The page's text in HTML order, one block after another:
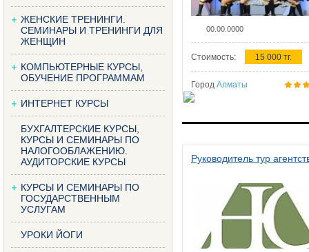
ЖЕНСКИЕ ТРЕНИНГИ.
СЕМИНАРЫ И ТРЕНИНГИ ДЛЯ
ЖЕНЩИН
КОМПЬЮТЕРНЫЕ КУРСЫ,
ОБУЧЕНИЕ ПРОГРАММАМ
ИНТЕРНЕТ КУРСЫ
БУХГАЛТЕРСКИЕ КУРСЫ,
КУРСЫ И СЕМИНАРЫ ПО
НАЛОГООБЛАЖЕНИЮ.
АУДИТОРСКИЕ КУРСЫ
КУРСЫ И СЕМИНАРЫ ПО
ГОСУДАРСТВЕННЫМ
УСЛУГАМ
УРОКИ ЙОГИ
00.00.0000
Стоимость: 15 000 тг.
Город Алматы
Руководитель тур